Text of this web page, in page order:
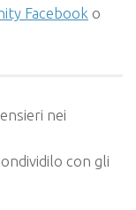
Facebook o
nei
con gli